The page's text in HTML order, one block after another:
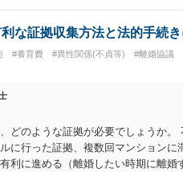
が、その内容が真実であれば、正
しなければならず、ラインの内容
性）だったかの立証が難しい状況
されないと思いますが、かえって相
ご参考まで。
な証拠収集方法と法的手続
#養育費 #異性関係(不貞等) #離婚協議
どのような証拠が必要でしょうか
に行った証拠、複数回マンション
利に進める（離婚したい時期に離